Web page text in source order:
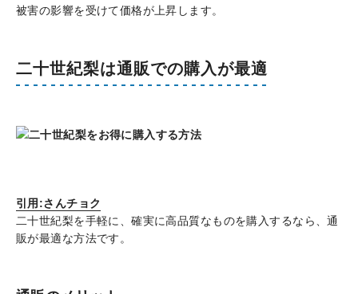
被害の影響を受けて価格が上昇します。
二十世紀梨は通販での購入が最適
引用:さんチョク
二十世紀梨を手軽に、確実に高品質なものを購入するなら、通
販が最適な方法です。